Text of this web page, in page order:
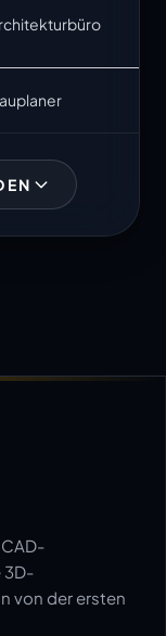
3D-
von der ersten